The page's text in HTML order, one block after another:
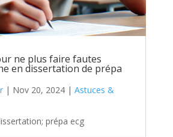
ne plus faire fautes
en dissertation de prépa
| Nov 20, 2024| Astuces &
prépa ecg